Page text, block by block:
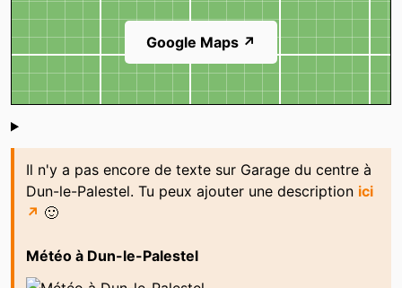
Google Maps ↗
Shoutbox
Il n'y a pas encore de texte sur Garage du centre à
Dun-le-Palestel. Tu peux ajouter une description ici
↗ 🙂
Météo à Dun-le-Palestel